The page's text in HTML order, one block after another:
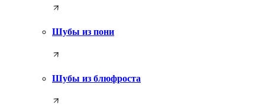
Шубы из пони
Шубы из блюфроста